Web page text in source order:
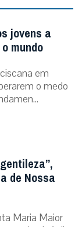
jovens a
mundo
em
o medo
de Nossa
Maria Maior